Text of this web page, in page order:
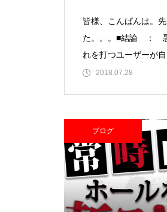
パ
パン
皆様、こんばんは。
た。。。■結論 ：
れを打つユーザーが
ット ： コ
2018.07.28
ブログ